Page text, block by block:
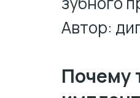
Автор:
Почему